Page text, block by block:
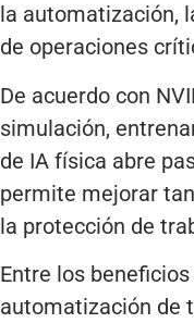
la automatización,
de operaciones
De acuerdo con
simulación,
de IA física abre
permite mejorar
la protección de
Entre los
automatización de